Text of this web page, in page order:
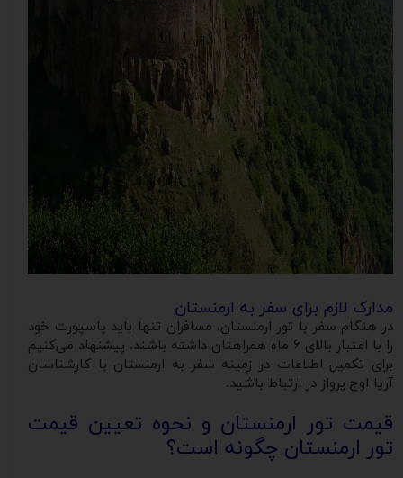
مدارک لازم برای سفر به ارمنستان
در هنگام سفر با تور ارمنستان، مسافران تنها باید پاسپورت خود
را با اعتبار بالای ۶ ماه همراهتان داشته باشند. پیشنهاد می‌کنیم
برای تکمیل اطلاعات در زمینه سفر به ارمنستان با کارشناسان
آریا اوج پرواز در ارتباط باشید.
قیمت تور ارمنستان و نحوه تعیین قیمت
تور ارمنستان چگونه است؟